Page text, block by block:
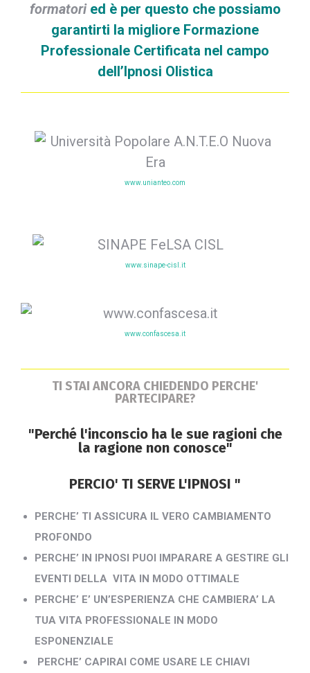
formatoried è per questo che possiamo
garantirti la migliore Formazione
Professionale Certificata nel campo
dell’Ipnosi Olistica
www.unianteo.com
www.sinape-cisl.it
www.confascesa.it
TI STAI ANCORA CHIEDENDO PERCHE'
PARTECIPARE?
"Perché l'inconscio ha le sue ragioni che
la ragione non conosce"
PERCIO' TI SERVE L'IPNOSI "
PERCHE’ TI ASSICURA IL VERO CAMBIAMENTO
PROFONDO
PERCHE’ IN IPNOSI PUOI IMPARARE A GESTIRE GLI
EVENTI DELLA VITA IN MODO OTTIMALE
PERCHE’ E’ UN’ESPERIENZA CHE CAMBIERA’ LA
TUA VITA PROFESSIONALE IN MODO
ESPONENZIALE
PERCHE’ CAPIRAI COME USARE LE CHIAVI